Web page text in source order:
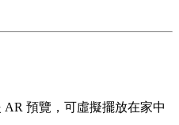
預覽，可虛擬擺放在家中